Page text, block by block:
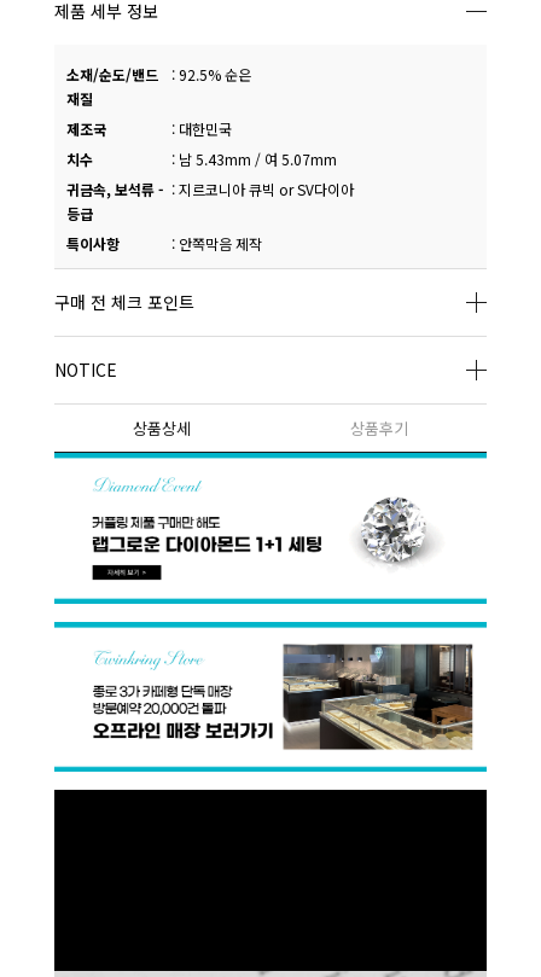
제품 세부 정보
소재/순도/밴드
재질
:92.5% 순은
제조국 : 대한민국
치수
: 남 5.43mm / 여 5.07mm
귀금속, 보석류 -
등급
:지르코니아 큐빅 or SV다이아
특이사항 : 안쪽막음 제작
구매 전 체크 포인트
NOTICE
상품상세 상품후기